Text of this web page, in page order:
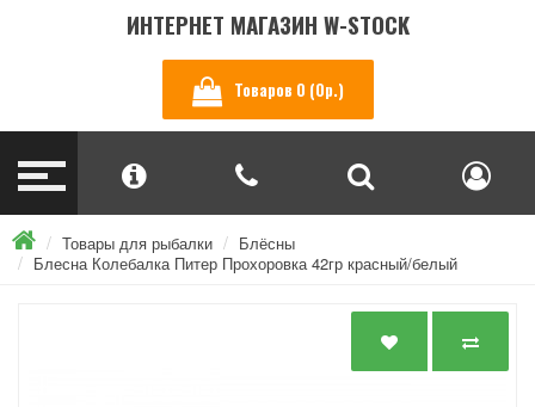
ИНТЕРНЕТ МАГАЗИН W-STOCK
Товаров 0 (0р.)
Товары для рыбалки
Блёсны
Блесна Колебалка Питер Прохоровка 42гр красный/белый